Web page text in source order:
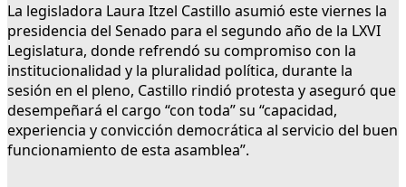
La legisladora Laura Itzel Castillo asumió este viernes la
presidencia del Senado para el segundo año de la LXVI
Legislatura, donde refrendó su compromiso con la
institucionalidad y la pluralidad política, durante la
sesión en el pleno, Castillo rindió protesta y aseguró que
desempeñará el cargo “con toda” su “capacidad,
experiencia y convicción democrática al servicio del buen
funcionamiento de esta asamblea”.